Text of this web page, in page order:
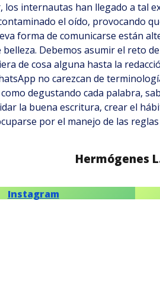
los internautas han llegado a tal
el oído, provocando
forma de comunicarse están
Debemos asumir el reto
de cosa alguna hasta la
no carezcan de
degustando cada palabra,
la buena escritura, crear el
por el manejo de las
Hermógenes
Instagram